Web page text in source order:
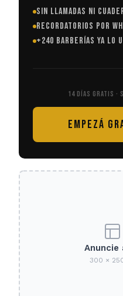
SIN LLAMADAS NI
RECORDATORIOS POR
+240 BARBERÍAS YA LO
14 DÍAS GRATIS ·
EMPEZÁ
Anuncie
300 ×